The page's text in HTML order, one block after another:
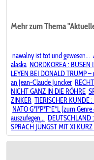
Mehr zum Thema
nawalny ist tot und gewesen...
alaska NORDKOREA : BUSEN
LEYEN BEI DONALD TRUMP
an Jean-Claude Juncker
NICHT GANZ IN DIE RÖHRE
ZINKER TIERISCHER KUNDE
NATO G*I*P*F*E*L [zum Genre
auszufegen... DEUTSCHLAND
SPRACH JÜNGST MIT XI